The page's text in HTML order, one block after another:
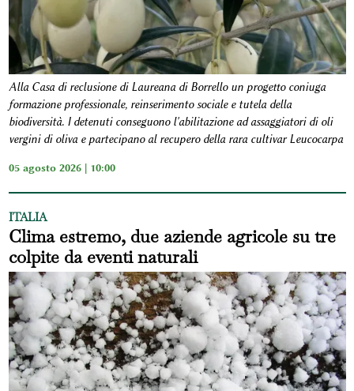
Alla Casa di reclusione di Laureana di Borrello un progetto coniuga
formazione professionale, reinserimento sociale e tutela della
biodiversità. I detenuti conseguono l'abilitazione ad assaggiatori di oli
vergini di oliva e partecipano al recupero della rara cultivar Leucocarpa
05 agosto 2026 | 10:00
ITALIA
Clima estremo, due aziende agricole su tre
colpite da eventi naturali